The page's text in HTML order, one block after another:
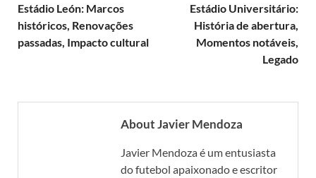
Estádio León: Marcos
históricos, Renovações
passadas, Impacto cultural
Estádio Universitário:
História de abertura,
Momentos notáveis,
Legado
About Javier Mendoza
Javier Mendoza é um entusiasta
do futebol apaixonado e escritor